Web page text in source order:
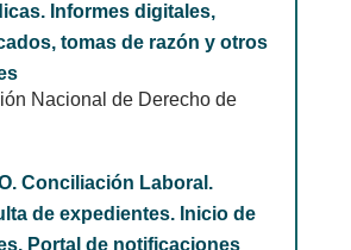
Informes digitales,
tomas de razón y otros
Nacional de Derecho de
Conciliación Laboral.
de expedientes. Inicio de
Portal de notificaciones